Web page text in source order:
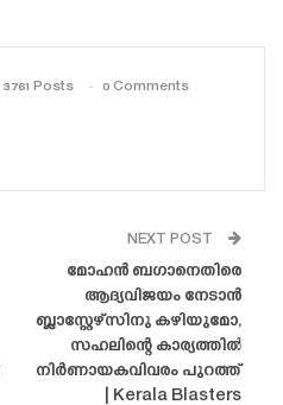
3761 Posts 0 Comments
NEXT POST
മോഹൻ ബഗാനെതിരെ
ആദ്യവിജയം നേടാൻ
ബ്ലാസ്റ്റേഴ്‌സിനു കഴിയുമോ,
സഹലിന്റെ കാര്യത്തിൽ
നിർണായകവിവരം പുറത്ത്
| Kerala Blasters